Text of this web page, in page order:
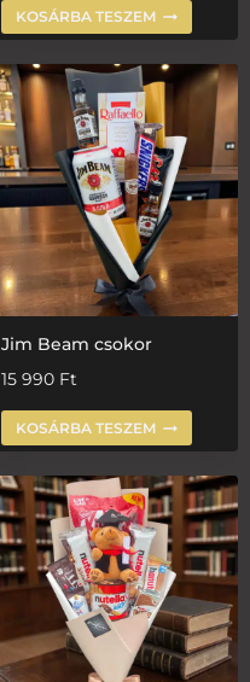
KOSÁRBA TESZEM
Jim Beam csokor
15 990 Ft
KOSÁRBA TESZEM